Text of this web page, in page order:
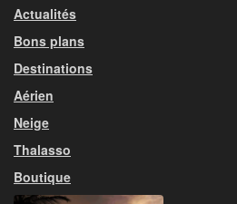
Actualités
Bons plans
Destinations
Aérien
Neige
Thalasso
Boutique